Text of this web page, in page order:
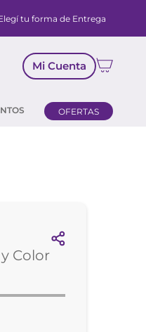
tu forma de Entrega
Mi Cuenta
OFERTAS
Color